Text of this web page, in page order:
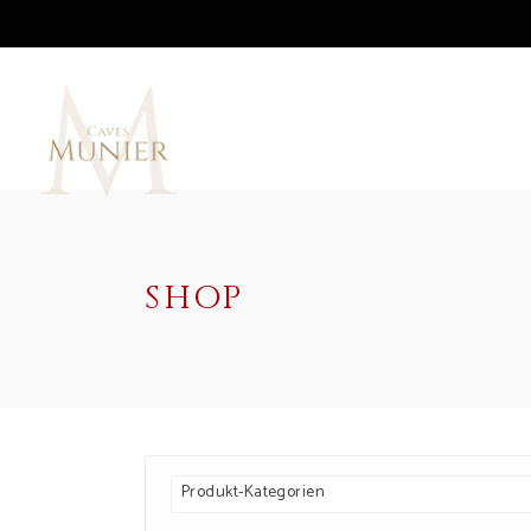
SHOP
Produkt-Kategorien